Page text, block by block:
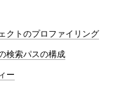
クトのプロファイリング
検索パスの構成
ー